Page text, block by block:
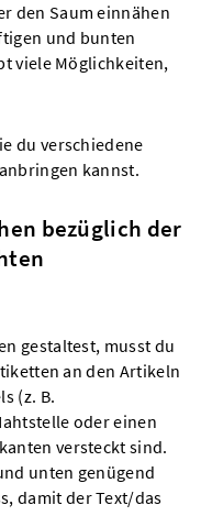
den Saum einnähen
und bunten
viele Möglichkeiten,
du verschiedene
kannst.
bezüglich der
gestaltest, musst du
an den Artikeln
(z. B.
oder einen
versteckt sind.
unten genügend
damit der Text/das